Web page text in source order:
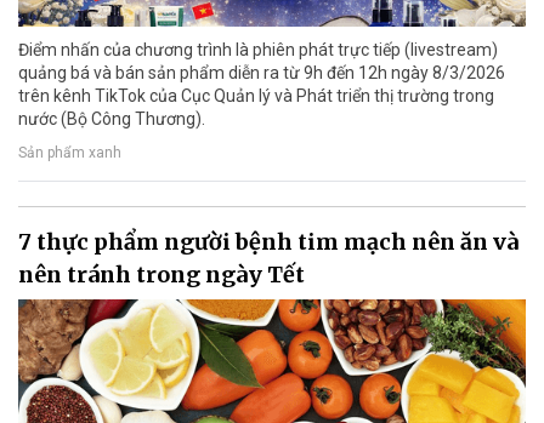
Điểm nhấn của chương trình là phiên phát trực tiếp (livestream)
quảng bá và bán sản phẩm diễn ra từ 9h đến 12h ngày 8/3/2026
trên kênh TikTok của Cục Quản lý và Phát triển thị trường trong
nước (Bộ Công Thương).
Sản phẩm xanh
7 thực phẩm người bệnh tim mạch nên ăn và
nên tránh trong ngày Tết